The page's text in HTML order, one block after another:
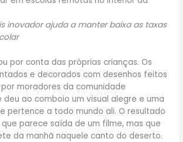
inovador ajuda a manter baixa as taxas
por conta das próprias crianças. Os
e decorados com desenhos feitos
moradores da comunidade
deu ao comboio um visual alegre e uma
pertence a todo mundo ali. O resultado
parece saída de um filme, mas que
da manhã naquele canto do deserto.